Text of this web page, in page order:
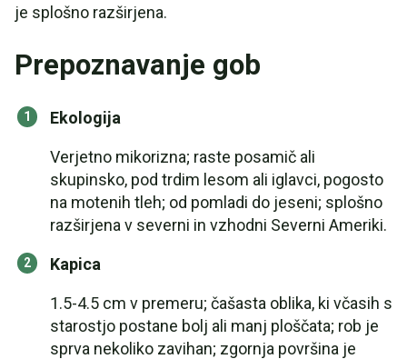
je splošno razširjena.
Prepoznavanje gob
Ekologija
Verjetno mikorizna; raste posamič ali
skupinsko, pod trdim lesom ali iglavci, pogosto
na motenih tleh; od pomladi do jeseni; splošno
razširjena v severni in vzhodni Severni Ameriki.
Kapica
1.5-4.5 cm v premeru; čašasta oblika, ki včasih s
starostjo postane bolj ali manj ploščata; rob je
sprva nekoliko zavihan; zgornja površina je